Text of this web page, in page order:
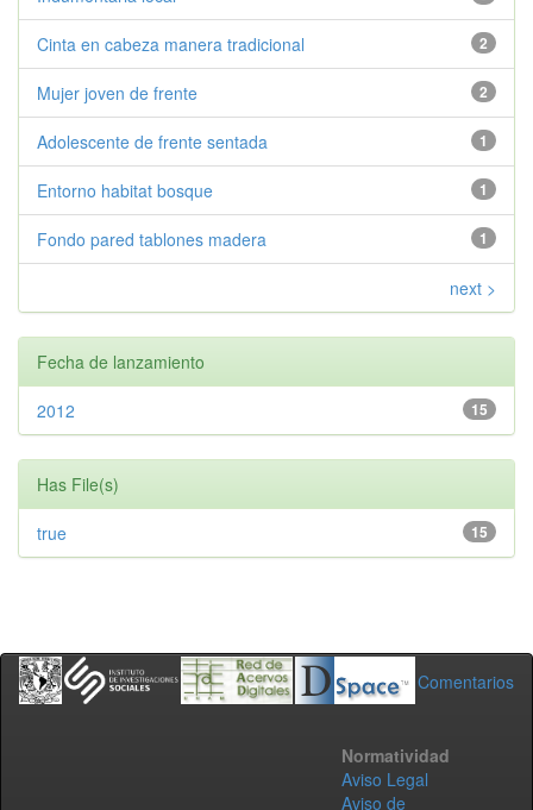
2
Cinta en cabeza manera tradicional
2
Mujer joven de frente
1
Adolescente de frente sentada
1
Entorno habitat bosque
1
Fondo pared tablones madera
next >
Fecha de lanzamiento
15
2012
Has File(s)
15
true
Comentarios
Normatividad
Aviso Legal
Aviso de